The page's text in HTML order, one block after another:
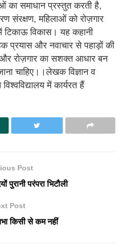
समाधान प्रस्तुत करती है,
संरक्षण, महिलाओं को रोज़गार
टिकाऊ विकास। यह कहानी
प्रयास और नवाचार से पहाड़ों की
रोज़गार का सशक्त आधार बन
चाहिए।।लेखक विज्ञान व
में कार्यरत हैं
Post
पुरानी परंपरा भिटौली
Post
किसी से कम नहीं